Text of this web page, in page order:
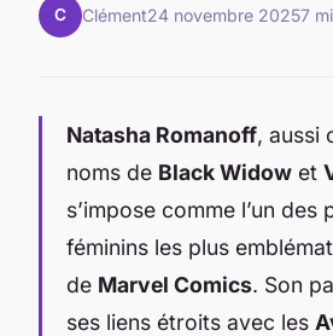
C Clément24 novembre 20257
Natasha Romanoff, aussi
noms de Black Widow et
s’impose comme l’un des
féminins les plus
de Marvel Comics. Son
ses liens étroits avec les